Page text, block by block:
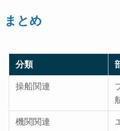
まとめ
分類
操船関連
機関関連